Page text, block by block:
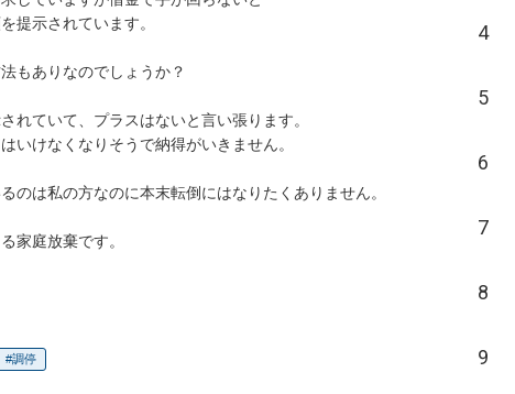
提示されています。
もありなのでしょうか？
れていて、プラスはないと言い張ります。
いけなくなりそうで納得がいきません。
のは私の方なのに本末転倒にはなりたくありません。
家庭放棄です。
調停
4
5
6
7
8
9